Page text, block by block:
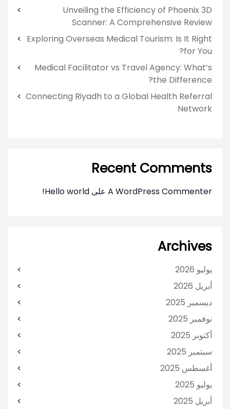
Unveiling the Efficiency of Phoenix 3D
Scanner: A Comprehensive Review
Exploring Overseas Medical Tourism: Is It Right
for You?
Medical Facilitator vs Travel Agency: What’s
the Difference?
Connecting Riyadh to a Global Health Referral
Network
Recent Comments
A WordPress Commenter على Hello world!
Archives
يوليو 2026
أبريل 2026
ديسمبر 2025
نوفمبر 2025
أكتوبر 2025
سبتمبر 2025
أغسطس 2025
يوليو 2025
أبريل 2025